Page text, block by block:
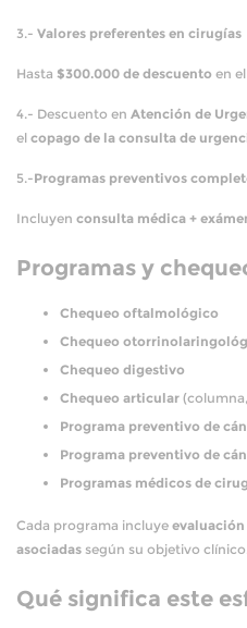
3.- Valores preferentes en cirugías
Hasta $300.000 de descuento en el
4.- Descuento en Atención de
el copago de la consulta de
5.-Programas preventivos
Incluyen consulta médica +
Programas y
Chequeo oftalmológico
Chequeo
Chequeo digestivo
Chequeo articular
Programa preventivo de
Programa preventivo de
Programas médicos de
Cada programa incluye
asociadas según su objetivo clínico.
Qué significa este